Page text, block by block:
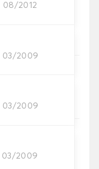
2012
03/2009
03/2009
2009